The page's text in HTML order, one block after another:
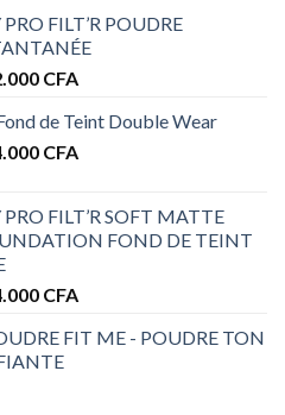
FILT’R POUDRE
CFAPlage
prix :
28.000 CFA
de Teint Double Wear
CFAPlage
28.000 CFA
à
FILT’R SOFT MATTE
FOND DE TEINT
CFAPlage
prix :
FIT ME - POUDRE TON